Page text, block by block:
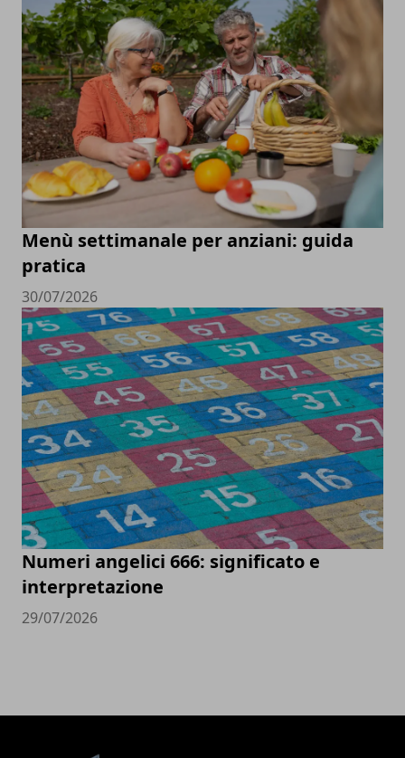
Menù settimanale per anziani: guida
pratica
30/07/2026
Numeri angelici 666: significato e
interpretazione
29/07/2026